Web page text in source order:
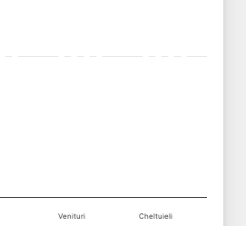
Venituri Cheltuieli